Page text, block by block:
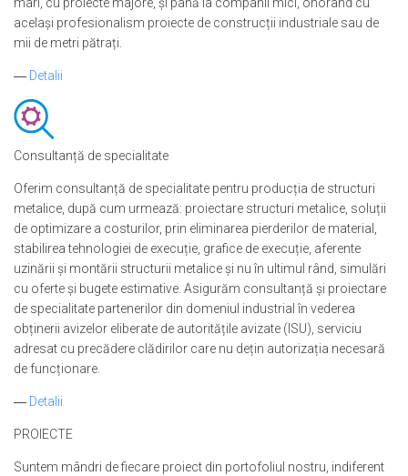
mari, cu proiecte majore, și până la companii mici, onorând cu
același profesionalism proiecte de construcții industriale sau de
mii de metri pătrați.
― Detalii
Consultanță de specialitate
Oferim consultanță de specialitate pentru producția de structuri
metalice, după cum urmează: proiectare structuri metalice, soluții
de optimizare a costurilor, prin eliminarea pierderilor de material,
stabilirea tehnologiei de execuție, grafice de execuție, aferente
uzinării și montării structurii metalice și nu în ultimul rând, simulări
cu oferte și bugete estimative. Asigurăm consultanță și proiectare
de specialitate partenerilor din domeniul industrial în vederea
obținerii avizelor eliberate de autoritățile avizate (ISU), serviciu
adresat cu precădere clădirilor care nu dețin autorizația necesară
de funcționare.
― Detalii
PROIECTE
Suntem mândri de fiecare proiect din portofoliul nostru, indiferent